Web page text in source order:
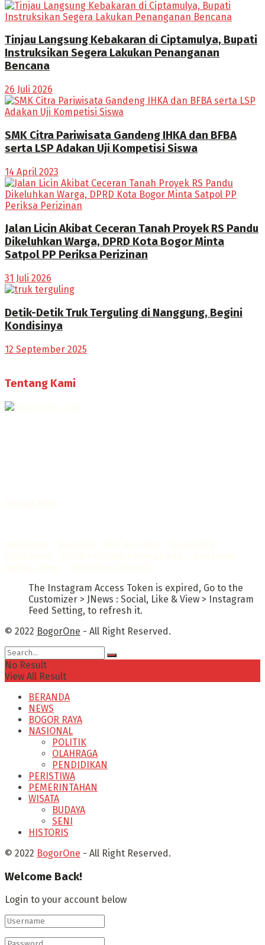
Tinjau Langsung Kebakaran di Ciptamulya, Bupati
Instruksikan Segera Lakukan Penanganan
Bencana
26 Juli 2026
SMK Citra Pariwisata Gandeng IHKA dan BFBA
serta LSP Adakan Uji Kompetisi Siswa
14 April 2023
Jalan Licin Akibat Ceceran Tanah Proyek RS Pandu
Dikeluhkan Warga, DPRD Kota Bogor Minta
Satpol PP Periksa Perizinan
31 Juli 2026
Detik-Detik Truk Terguling di Nanggung, Begini
Kondisinya
12 September 2025
Tentang Kami
The Instagram Access Token is expired, Go to the
Customizer > JNews : Social, Like & View > Instagram
Feed Setting, to refresh it.
© 2022 BogorOne - All Right Reserved.
No Result
View All Result
BERANDA
NEWS
BOGOR RAYA
NASIONAL
POLITIK
OLAHRAGA
PENDIDIKAN
PERISTIWA
PEMERINTAHAN
WISATA
BUDAYA
SENI
HISTORIS
© 2022 BogorOne - All Right Reserved.
Welcome Back!
Login to your account below